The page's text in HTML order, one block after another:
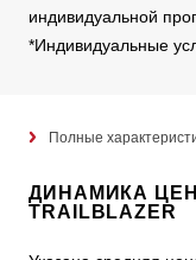
индивидуальной
*Индивидуальные
Полные
ДИНАМИКА
TRAILBLAZER